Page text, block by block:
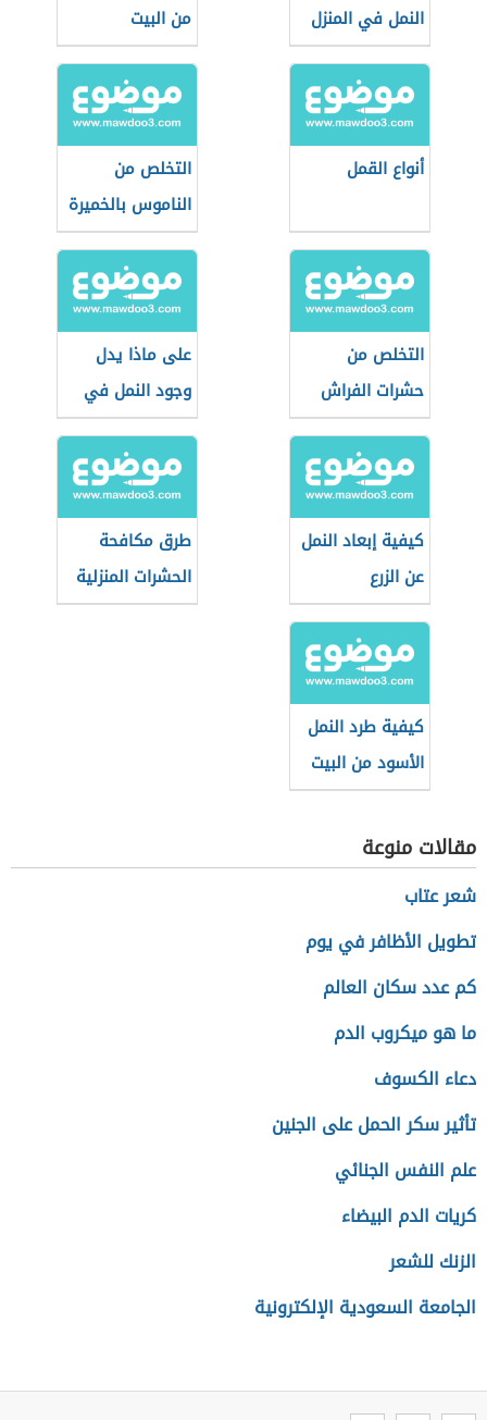
النمل في المنزل
من البيت
أنواع القمل
التخلص من
الناموس بالخميرة
التخلص من
حشرات الفراش
على ماذا يدل
وجود النمل في
البيت
كيفية إبعاد النمل
عن الزرع
طرق مكافحة
الحشرات المنزلية
دون مبيدات
كيفية طرد النمل
الأسود من البيت
مقالات منوعة
شعر عتاب
تطويل الأظافر في يوم
كم عدد سكان العالم
ما هو ميكروب الدم
دعاء الكسوف
تأثير سكر الحمل على الجنين
علم النفس الجنائي
كريات الدم البيضاء
الزنك للشعر
الجامعة السعودية الإلكترونية